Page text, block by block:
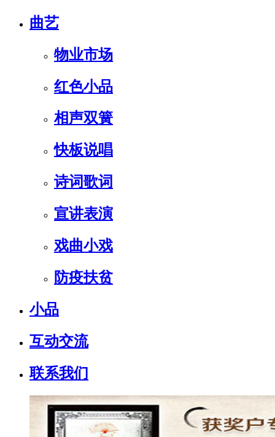
曲艺
物业市场
红色小品
相声双簧
快板说唱
诗词歌词
宣讲表演
戏曲小戏
防疫扶贫
小品
互动交流
联系我们